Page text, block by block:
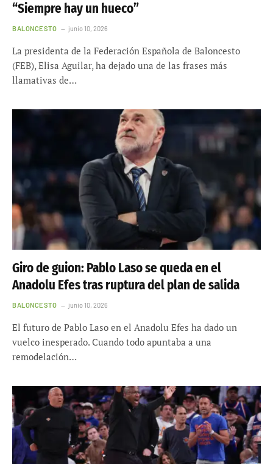
“Siempre hay un hueco”
BALONCESTO junio 10, 2026
La presidenta de la Federación Española de Baloncesto
(FEB), Elisa Aguilar, ha dejado una de las frases más
llamativas de…
Giro de guion: Pablo Laso se queda en el
Anadolu Efes tras ruptura del plan de salida
BALONCESTO junio 10, 2026
El futuro de Pablo Laso en el Anadolu Efes ha dado un
vuelco inesperado. Cuando todo apuntaba a una
remodelación…